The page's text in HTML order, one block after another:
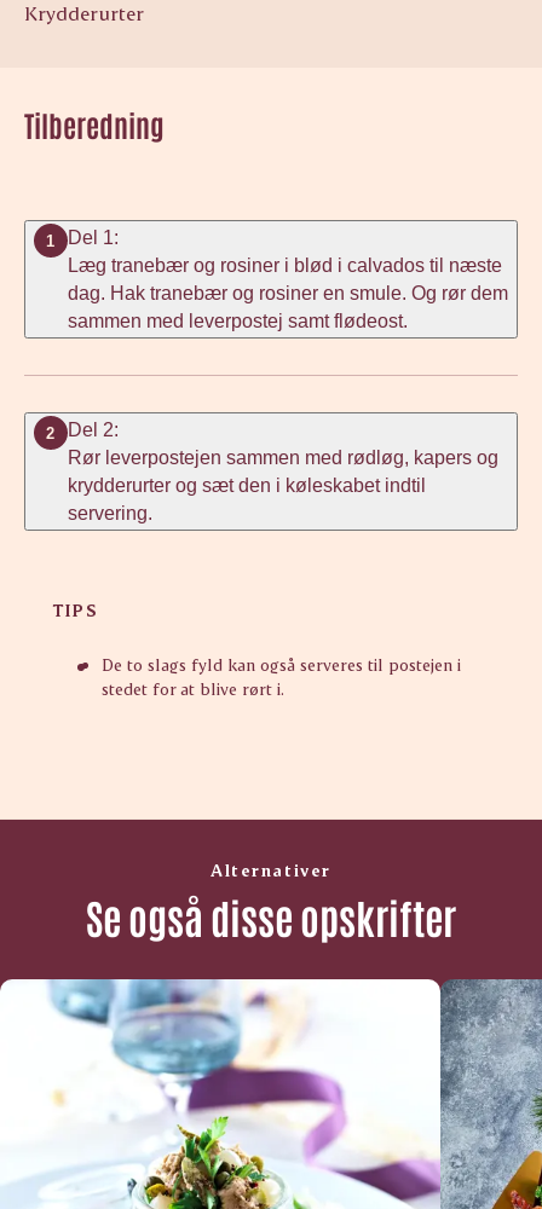
Krydderurter
Tilberedning
1
Del 1:
Læg tranebær og rosiner i blød i calvados til næste
dag. Hak tranebær og rosiner en smule. Og rør dem
sammen med leverpostej samt flødeost.
2
Del 2:
Rør leverpostejen sammen med rødløg, kapers og
krydderurter og sæt den i køleskabet indtil
servering.
TIPS
De to slags fyld kan også serveres til postejen i
stedet for at blive rørt i.
Alternativer
Se også disse opskrifter